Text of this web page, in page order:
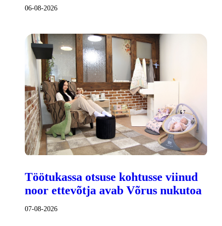
06-08-2026
Töötukassa otsuse kohtusse viinud
noor ettevõtja avab Võrus nukutoa
07-08-2026